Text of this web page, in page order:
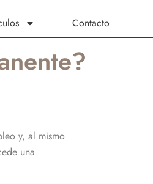
Contacto
y, al mismo
una